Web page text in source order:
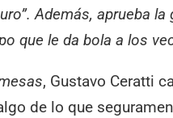
Además, aprueba
que le da bola a los
, Gustavo Ceratti
de lo que